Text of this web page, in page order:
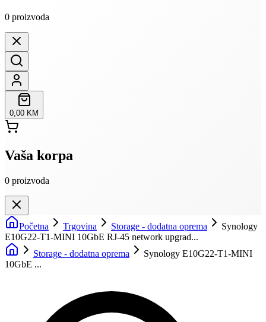
0 proizvoda
0,00 KM
Vaša korpa
0 proizvoda
Početna Trgovina Storage - dodatna oprema
Synology
E10G22-T1-MINI 10GbE RJ-45 network upgrad...
Storage - dodatna oprema
Synology E10G22-T1-MINI
10GbE ...